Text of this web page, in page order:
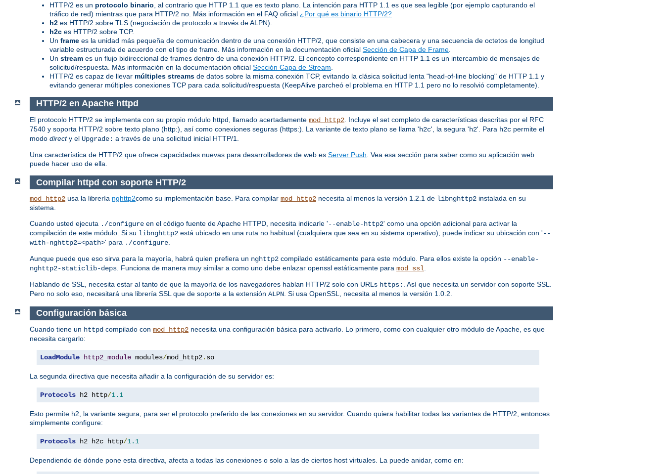
HTTP/2 es un protocolo binario , al contrario que HTTP 1.1 que es texto plano. La intención para HTTP 1.1 es que sea legible (por ejemplo capturando el
tráfico de red) mientras que para HTTP/2 no. Más información en el FAQ oficial ¿Por qué es binario HTTP/2?
h2 es HTTP/2 sobre TLS (negociación de protocolo a través de ALPN).
h2c es HTTP/2 sobre TCP.
Un frame es la unidad más pequeña de comunicación dentro de una conexión HTTP/2, que consiste en una cabecera y una secuencia de octetos de longitud
variable estructurada de acuerdo con el tipo de frame. Más información en la documentación oficial Sección de Capa de Frame
Un stream es un flujo bidireccional de frames dentro de una conexión HTTP/2. El concepto correspondiente en HTTP 1.1 es un intercambio de mensajes de
solicitud/respuesta. Más información en la documentación oficial Sección Capa de Stream
HTTP/2 es capaz de llevar múltiples streams de datos sobre la misma conexión TCP, evitando la clásica solicitud lenta "head-of-line blocking" de HTTP 1.1 y
evitando generar múltiples conexiones TCP para cada solicitud/respuesta (KeepAlive parcheó el problema en HTTP 1.1 pero no lo resolvió completamente).
HTTP/2 en Apache httpd
El protocolo HTTP/2 se implementa con su propio módulo httpd, llamado acertadamente mod_http2 . Incluye el set completo de características descritas por el RFC
7540 y soporta HTTP/2 sobre texto plano (http:), así como conexiones seguras (https:). La variante de texto plano se llama 'h2c', la segura 'h2'. Para h2c permite el
modo directy el Upgrade: a través de una solicitud inicial HTTP/1.
Una característica de HTTP/2 que ofrece capacidades nuevas para desarrolladores de web es Server Push . Vea esa sección para saber como su aplicación web
puede hacer uso de ella.
Compilar httpd con soporte HTTP/2
mod_http2 usa la librería nghttp2como su implementación base. Para compilar mod_http2 necesita al menos la versión 1.2.1 de libnghttp2 instalada en su
sistema.
Cuando usted ejecuta ./configure en el código fuente de Apache HTTPD, necesita indicarle '--enable-http2' como una opción adicional para activar la
compilación de este módulo. Si su libnghttp2 está ubicado en una ruta no habitual (cualquiera que sea en su sistema operativo), puede indicar su ubicación con '--
with-nghttp2=<path>' para ./configure.
Aunque puede que eso sirva para la mayoría, habrá quien prefiera un nghttp2 compilado estáticamente para este módulo. Para ellos existe la opción --enable-
nghttp2-staticlib-deps. Funciona de manera muy similar a como uno debe enlazar openssl estáticamente para mod_ssl.
Hablando de SSL, necesita estar al tanto de que la mayoría de los navegadores hablan HTTP/2 solo con URLs https: . Así que necesita un servidor con soporte SSL.
Pero no solo eso, necesitará una librería SSL que de soporte a la extensión ALPN. Si usa OpenSSL, necesita al menos la versión 1.0.2.
Configuración básica
Cuando tiene un httpd compilado con mod_http2 necesita una configuración básica para activarlo. Lo primero, como con cualquier otro módulo de Apache, es que
necesita cargarlo:
LoadModule http2_module modules/mod_http2. so
La segunda directiva que necesita añadir a la configuración de su servidor es:
Protocols h2 http/1.1
Esto permite h2, la variante segura, para ser el protocolo preferido de las conexiones en su servidor. Cuando quiera habilitar todas las variantes de HTTP/2, entonces
simplemente configure:
Protocols h2 h2c http/1.1
Dependiendo de dónde pone esta directiva, afecta a todas las conexiones o solo a las de ciertos host virtuales. La puede anidar, como en: